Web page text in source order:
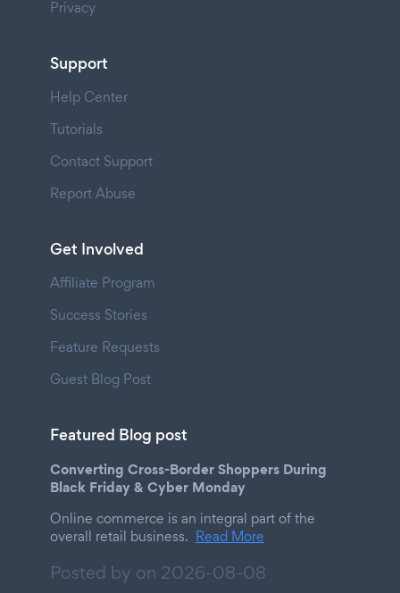
Privacy
Support
Help Center
Tutorials
Contact Support
Report Abuse
Get Involved
Affiliate Program
Success Stories
Feature Requests
Guest Blog Post
Featured Blog post
Converting Cross-Border Shoppers During
Black Friday & Cyber Monday
Online commerce is an integral part of the
overall retail business. Read More
Posted by on 2026-08-08